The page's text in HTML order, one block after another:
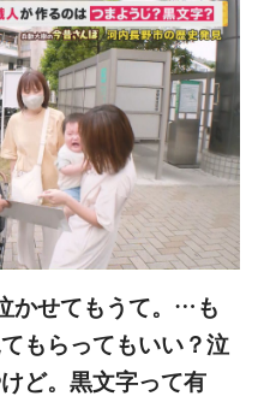
泣かせてもうて。…も
もらってもいい？泣
ど。黒文字って有